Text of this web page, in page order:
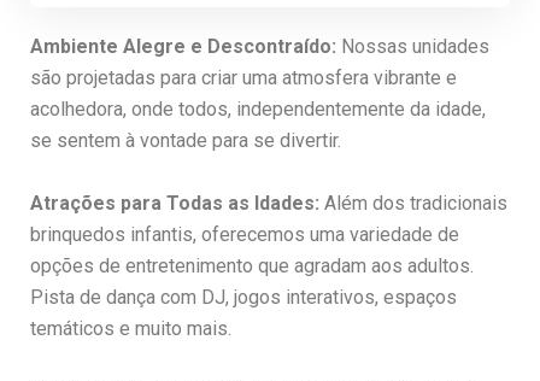
Ambiente Alegre e Descontraído: Nossas unidades
são projetadas para criar uma atmosfera vibrante e
acolhedora, onde todos, independentemente da idade,
se sentem à vontade para se divertir.
Atrações para Todas as Idades: Além dos tradicionais
brinquedos infantis, oferecemos uma variedade de
opções de entretenimento que agradam aos adultos.
Pista de dança com DJ, jogos interativos, espaços
temáticos e muito mais.